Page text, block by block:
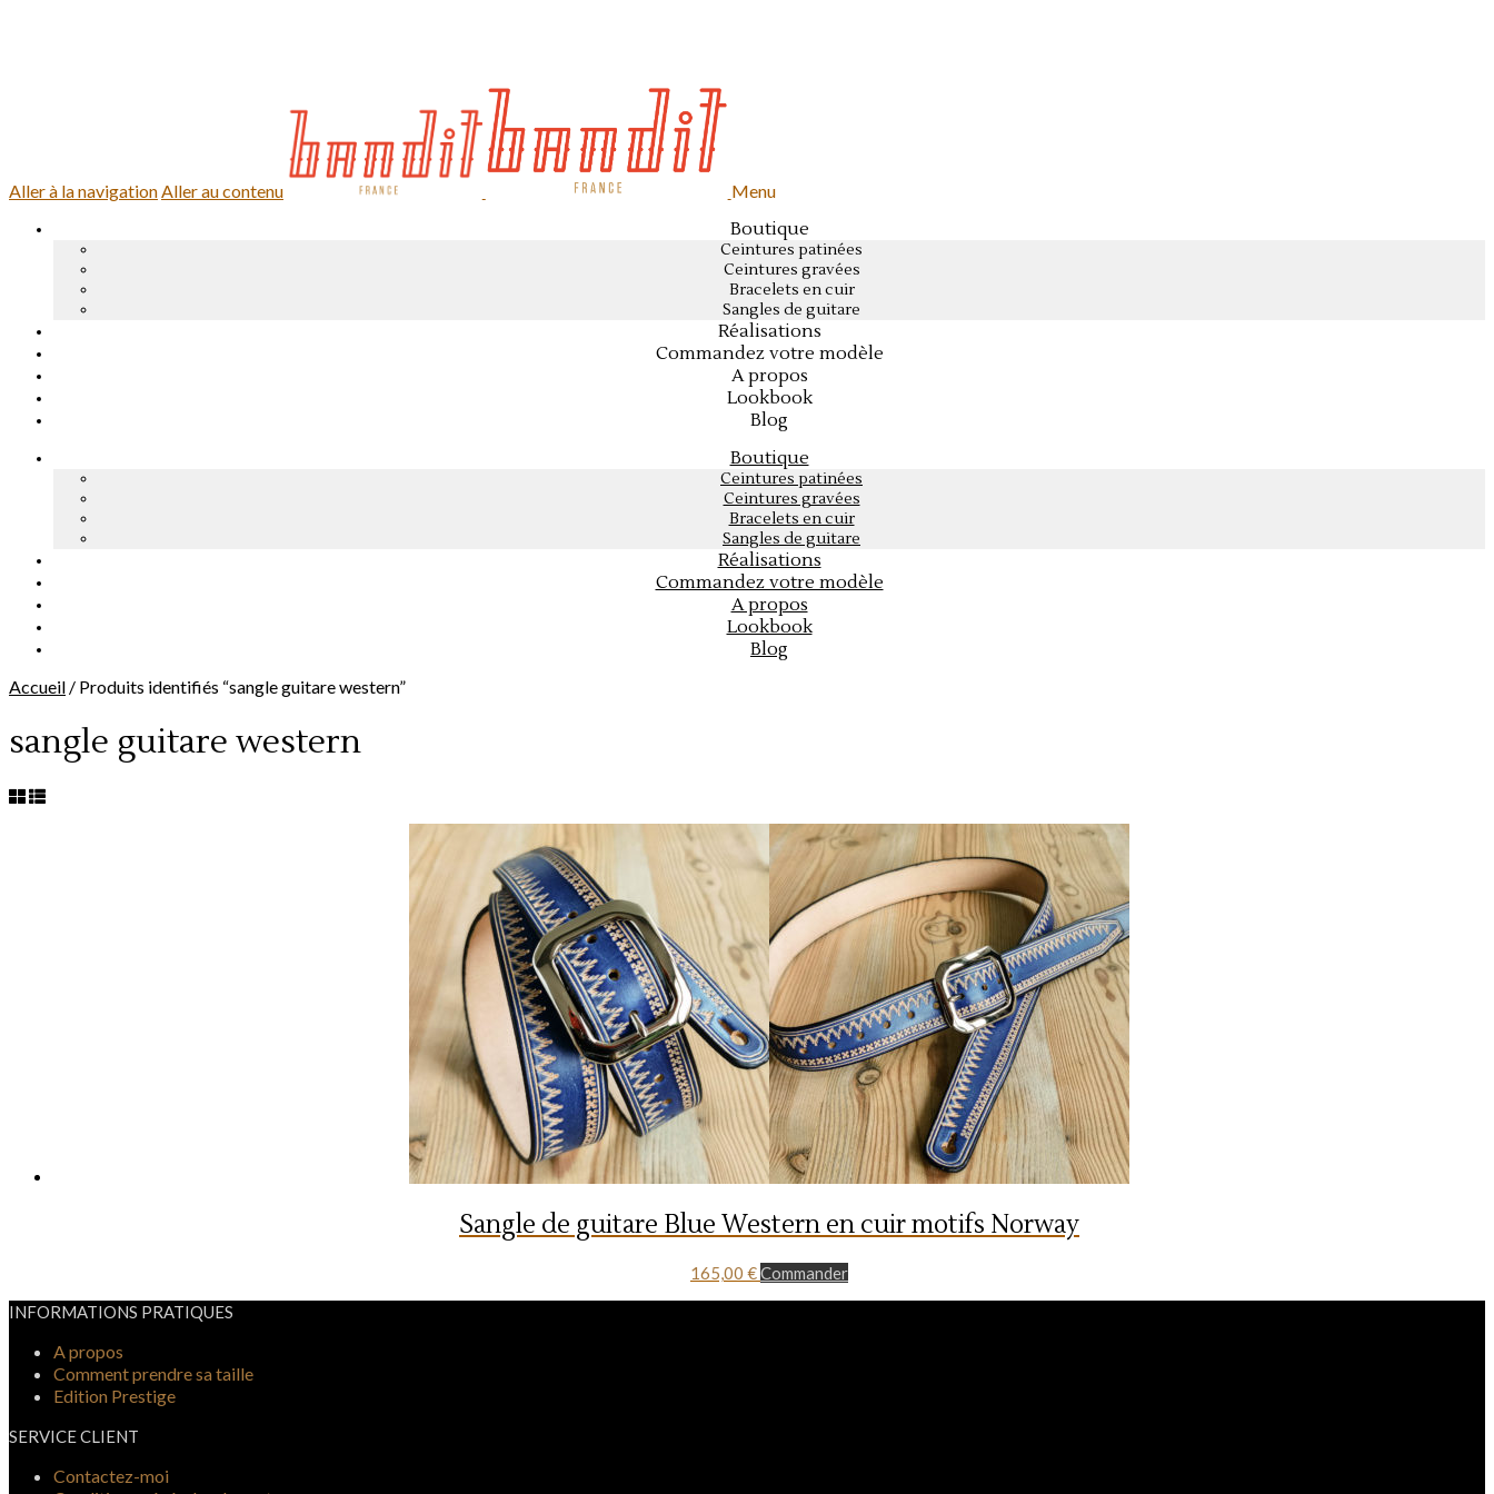
Aller à la navigationAller au contenu Menu
Boutique
Ceintures patinées
Ceintures gravées
Bracelets en cuir
Sangles de guitare
Réalisations
Commandez votre modèle
A propos
Lookbook
Blog
Boutique
Ceintures patinées
Ceintures gravées
Bracelets en cuir
Sangles de guitare
Réalisations
Commandez votre modèle
A propos
Lookbook
Blog
Accueil / Produits identifiés “sangle guitare western”
sangle guitare western
Sangle de guitare Blue Western en cuir motifs Norway
165,00 €Commander
INFORMATIONS PRATIQUES
A propos
Comment prendre sa taille
Edition Prestige
SERVICE CLIENT
Contactez-moi